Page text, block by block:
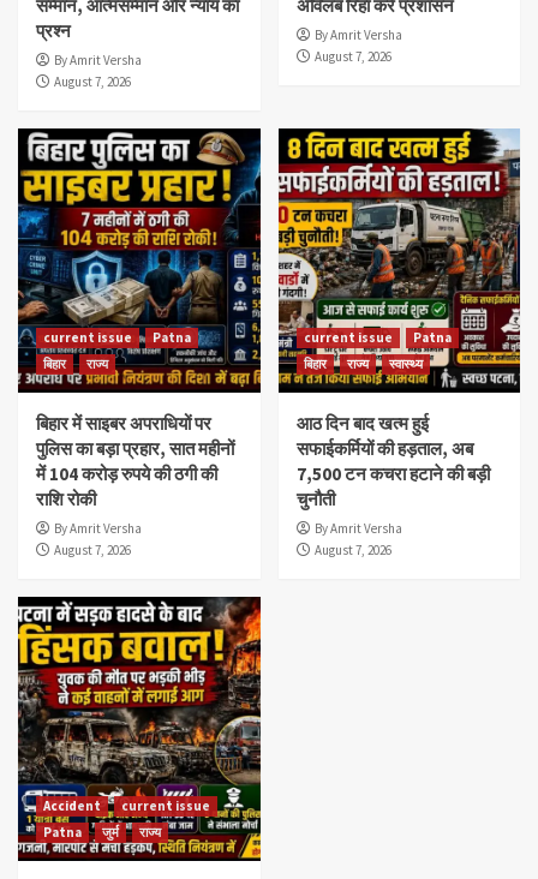
सम्मान, आत्मसम्मान और न्याय का
प्रश्न
By Amrit Versha
August 7, 2026
अविलंब रिहा करें प्रशासन
By Amrit Versha
August 7, 2026
current issue
Patna
बिहार
राज्य
बिहार में साइबर अपराधियों पर
पुलिस का बड़ा प्रहार, सात महीनों
में 104 करोड़ रुपये की ठगी की
राशि रोकी
By Amrit Versha
August 7, 2026
current issue
Patna
बिहार
राज्य स्वास्थ्य
आठ दिन बाद खत्म हुई
सफाईकर्मियों की हड़ताल, अब
7,500 टन कचरा हटाने की बड़ी
चुनौती
By Amrit Versha
August 7, 2026
Accident
current issue
Patna
जुर्म राज्य